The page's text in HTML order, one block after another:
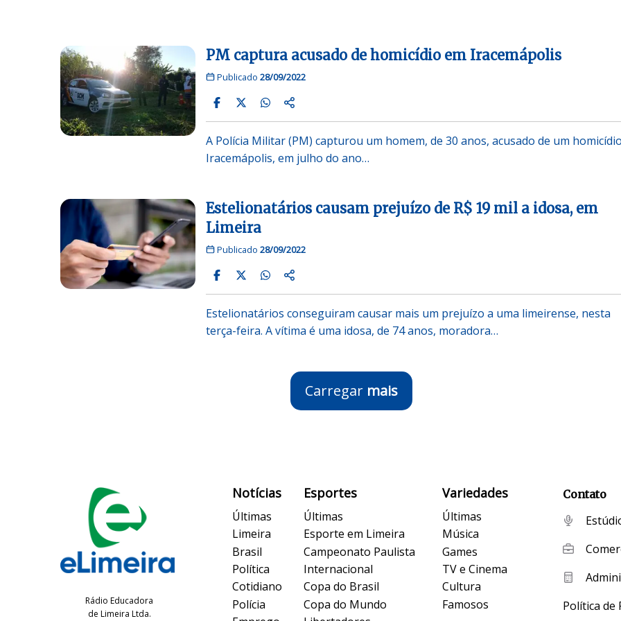
PM captura acusado de homicídio em Iracemápolis
Publicado 28/09/2022
A Polícia Militar (PM) capturou um homem, de 30 anos, acusado de um
Iracemápolis, em julho do ano…
Estelionatários causam prejuízo de R$ 19 mil a idosa, em
Limeira
Publicado 28/09/2022
Estelionatários conseguiram causar mais um prejuízo a uma limeirense, nesta
terça-feira. A vítima é uma idosa, de 74 anos, moradora…
Carregar mais
Rádio Educadora
de Limeira Ltda.
Notícias
Últimas
Limeira
Brasil
Política
Cotidiano
Polícia
Esportes
Últimas
Esporte em Limeira
Campeonato Paulista
Internacional
Copa do Brasil
Copa do Mundo
Variedades
Últimas
Música
Games
TV e Cinema
Cultura
Famosos
Contato
Política de